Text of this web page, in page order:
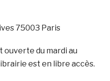
75003 Paris
ouverte du mardi au
est en libre accès.